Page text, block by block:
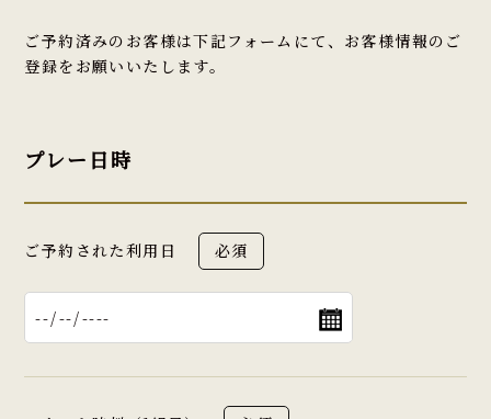
ご予約済みのお客様は下記フォームにて、お客様情報のご
登録をお願いいたします。
プレー日時
ご予約された利用日 必須